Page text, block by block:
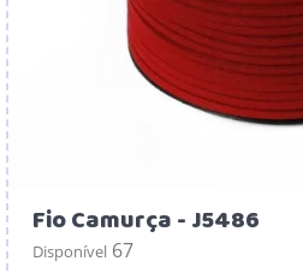
Fio Camurça - J5486
Disponível 67